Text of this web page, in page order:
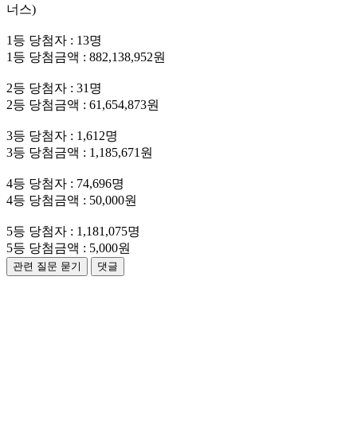
너스)
1등 당첨자 : 13명
1등 당첨금액 : 882,138,952원
2등 당첨자 : 31명
2등 당첨금액 : 61,654,873원
3등 당첨자 : 1,612명
3등 당첨금액 : 1,185,671원
4등 당첨자 : 74,696명
4등 당첨금액 : 50,000원
5등 당첨자 : 1,181,075명
5등 당첨금액 : 5,000원